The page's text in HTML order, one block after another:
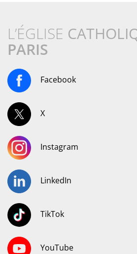
L’ÉGLISE
PARIS
Facebook
X
Instagram
LinkedIn
TikTok
YouTube